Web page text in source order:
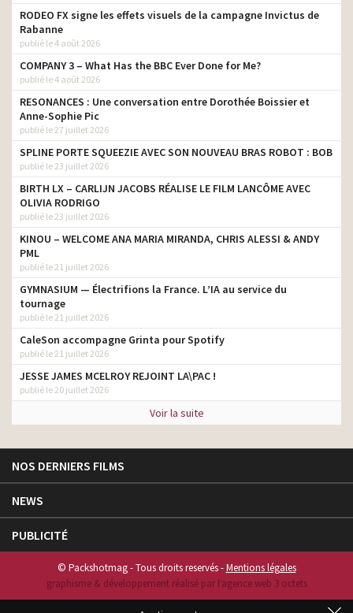
RODEO FX signe les effets visuels de la campagne Invictus de
Rabanne
publié le 4 août 2026
COMPANY 3 – What Has the BBC Ever Done for Me?
publié le 4 août 2026
RESONANCES : Une conversation entre Dorothée Boissier et
Anne-Sophie Pic
publié le 27 juillet 2026
SPLINE PORTE SQUEEZIE AVEC SON NOUVEAU BRAS ROBOT : BOB
publié le 23 juillet 2026
BIRTH LX – CARLIJN JACOBS RÉALISE LE FILM LANCÔME AVEC
OLIVIA RODRIGO
publié le 23 juillet 2026
KINOU – WELCOME ANA MARIA MIRANDA, CHRIS ALESSI & ANDY
PML
publié le 21 juillet 2026
GYMNASIUM — Électrifions la France. L’IA au service du
tournage
publié le 21 juillet 2026
CaleSon accompagne Grinta pour Spotify
publié le 21 juillet 2026
JESSE JAMES MCELROY REJOINT LA\PAC !
publié le 20 juillet 2026
Voir la suite
NOS DERNIERS FILMS
NEWS
PUBLICITÉ
© Packshotmag - Tous droits reservés -Mentions légales
graphisme & développement réalisé par l‘agence web 3 octets